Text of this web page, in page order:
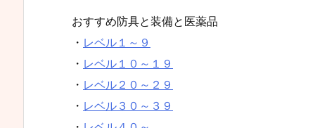
おすすめ防具と装備と医薬品
・ レベル１～９
・ レベル１０～１９
・ レベル２０～２９
・ レベル３０～３９